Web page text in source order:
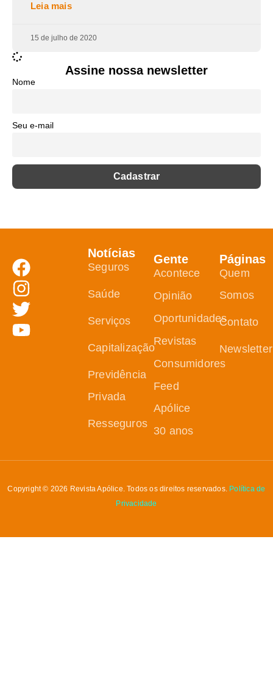
Leia mais
15 de julho de 2020
Assine nossa newsletter
Nome
Seu e-mail
Notícias
Seguros
Saúde
Serviços
Capitalização
Previdência
Privada
Resseguros
Gente
Acontece
Opinião
Oportunidades
Revistas
Consumidores
Feed
Apólice
30 anos
Páginas
Quem
Somos
Contato
Newsletter
Copyright © 2026 Revista Apólice. Todos os direitos reservados. Política de
Privacidade